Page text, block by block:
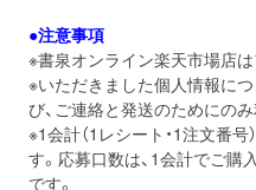
●注意事項
※書泉オンライン楽天市場店
※いただきました個人情報に
び、ご連絡と発送のためにの
※1会計（1レシート・1注文番
す。応募口数は、1会計でご
です。